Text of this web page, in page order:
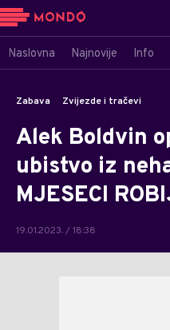
Naslovna Najnovije Info
Zabava Zvijezde i tračevi
Alek Boldvin
ubistvo iz
MJESECI
19.01.2023. / 18:38